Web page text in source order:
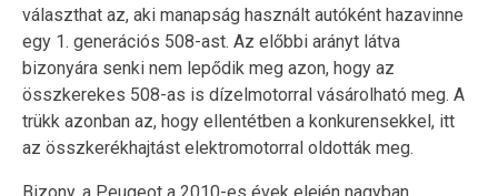
választhat az, aki manapság használt autóként hazavinne
egy 1. generációs 508-ast. Az előbbi arányt látva
bizonyára senki nem lepődik meg azon, hogy az
összkerekes 508-as is dízelmotorral vásárolható meg. A
trükk azonban az, hogy ellentétben a konkurensekkel, itt
az összkerékhajtást elektromotorral oldották meg.
Bizony, a Peugeot a 2010-es évek elején nagyban